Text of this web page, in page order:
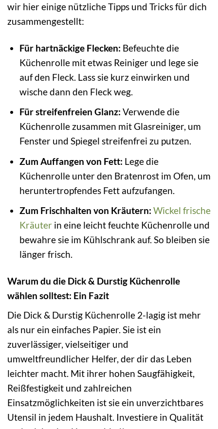
wir hier einige nützliche Tipps und Tricks für dich
zusammengestellt:
Für hartnäckige Flecken: Befeuchte die
Küchenrolle mit etwas Reiniger und lege sie
auf den Fleck. Lass sie kurz einwirken und
wische dann den Fleck weg.
Für streifenfreien Glanz: Verwende die
Küchenrolle zusammen mit Glasreiniger, um
Fenster und Spiegel streifenfrei zu putzen.
Zum Auffangen von Fett: Lege die
Küchenrolle unter den Bratenrost im Ofen, um
heruntertropfendes Fett aufzufangen.
Zum Frischhalten von Kräutern: Wickel frische
Kräuter in eine leicht feuchte Küchenrolle und
bewahre sie im Kühlschrank auf. So bleiben sie
länger frisch.
Warum du die Dick & Durstig Küchenrolle
wählen solltest: Ein Fazit
Die Dick & Durstig Küchenrolle 2-lagig ist mehr
als nur ein einfaches Papier. Sie ist ein
zuverlässiger, vielseitiger und
umweltfreundlicher Helfer, der dir das Leben
leichter macht. Mit ihrer hohen Saugfähigkeit,
Reißfestigkeit und zahlreichen
Einsatzmöglichkeiten ist sie ein unverzichtbares
Utensil in jedem Haushalt. Investiere in Qualität